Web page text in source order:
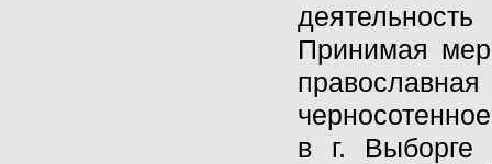
Принимая
в г. Выборге